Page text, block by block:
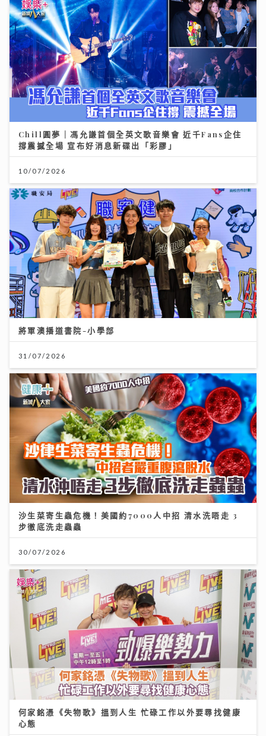
Chill圓夢｜馮允謙首個全英文歌音樂會 近千Fans企住
撐震撼全場 宣布好消息新碟出「彩膠」
10/07/2026
將軍澳播道書院-小學部
31/07/2026
沙生菜寄生蟲危機！美國約7000人中招 清水洗唔走 3
步徹底洗走蟲蟲
30/07/2026
何家銘憑《失物歌》搵到人生 忙碌工作以外要尋找健康
心態